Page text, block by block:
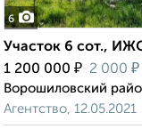
6
Участок 6 сот.,
1 200 000 ₽ 2 000 ₽
Ворошиловский
Агентство, 12.05.2021